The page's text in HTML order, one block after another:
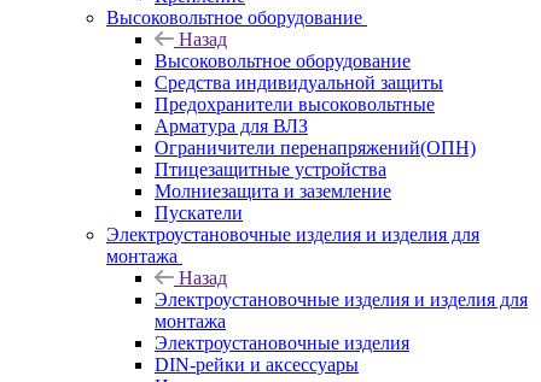
Высоковольтное оборудование
Назад
Высоковольтное оборудование
Средства индивидуальной защиты
Предохранители высоковольтные
Арматура для ВЛЗ
Ограничители перенапряжений(ОПН)
Птицезащитные устройства
Молниезащита и заземление
Пускатели
Электроустановочные изделия и изделия для
монтажа
Назад
Электроустановочные изделия и изделия для
монтажа
Электроустановочные изделия
DIN-рейки и аксессуары